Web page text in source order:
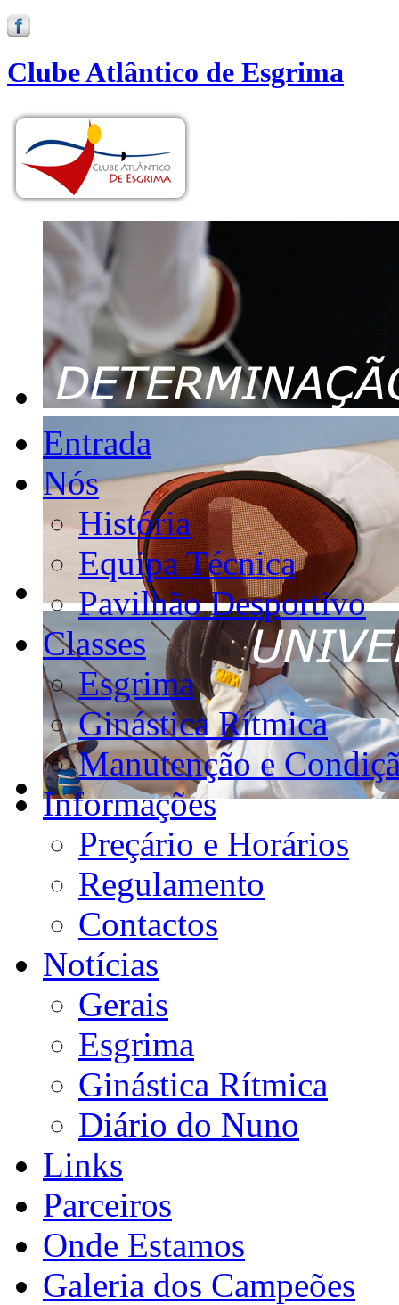
Clube Atlântico de Esgrima
Entrada
Nós
História
Equipa Técnica
Pavilhão Desportivo
Classes
Esgrima
Ginástica Rítmica
Manutenção e
Informações
Preçário e Horários
Regulamento
Contactos
Notícias
Gerais
Esgrima
Ginástica Rítmica
Diário do Nuno
Links
Parceiros
Onde Estamos
Galeria dos Campeões